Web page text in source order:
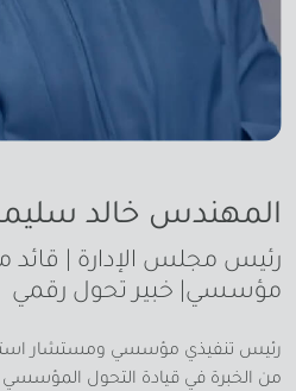
المهندس خالد
رئيس مجلس الإدارة |
مؤسسي| خبير تحول رقمي
من الخبرة في قيادة التحول المؤسسي